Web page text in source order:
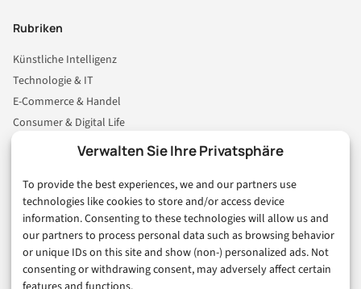
Verwalten Sie Ihre Privatsphäre
To provide the best experiences, we and our partners use
technologies like cookies to store and/or access device
information. Consenting to these technologies will allow us and
our partners to process personal data such as browsing behavior
or unique IDs on this site and show (non-) personalized ads. Not
consenting or withdrawing consent, may adversely affect certain
Rubriken
Künstliche Intelligenz
Technologie & IT
E-Commerce & Handel
Consumer & Digital Life
Business & Karriere
Sicherheit & Recht
Digitalisierung
Marketing